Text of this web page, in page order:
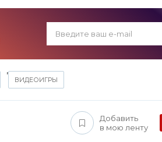
,
ВИДЕОИГРЫ
Добавить
в мою ленту